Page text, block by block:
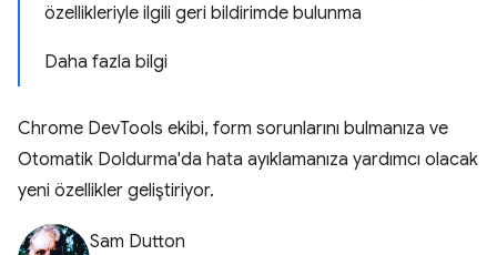
özellikleriyle ilgili geri bildirimde bulunma
Daha fazla bilgi
Chrome DevTools ekibi, form sorunlarını bulmanıza ve
Otomatik Doldurma'da hata ayıklamanıza yardımcı olacak
yeni özellikler geliştiriyor.
Sam Dutton